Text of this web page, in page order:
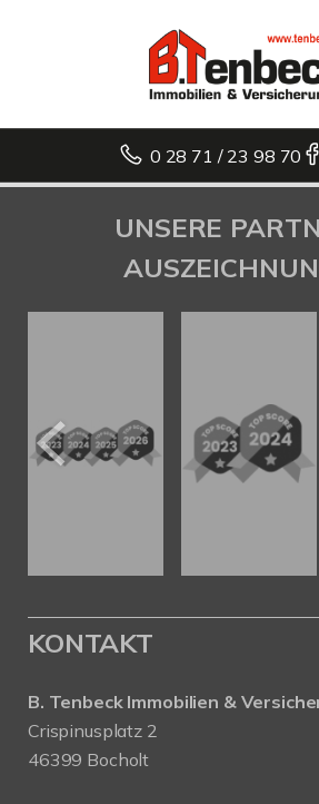
0 28 71 / 23 98 70
UNSERE
KONTAKT
B. Tenbeck Immobilien &
Crispinusplatz 2
46399 Bocholt